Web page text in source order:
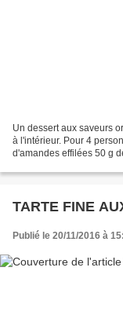
Un dessert aux saveurs
à l'intérieur. Pour 4
d'amandes effilées 50 g
TARTE FINE
Publié le 20/11/2016 à